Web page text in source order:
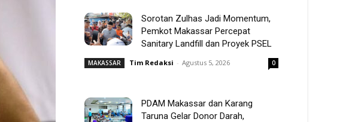
Sorotan Zulhas Jadi Momentum,
Pemkot Makassar Percepat
Sanitary Landfill dan Proyek PSEL
MAKASSAR Tim Redaksi - Agustus 5, 2026 0
PDAM Makassar dan Karang
Taruna Gelar Donor Darah,